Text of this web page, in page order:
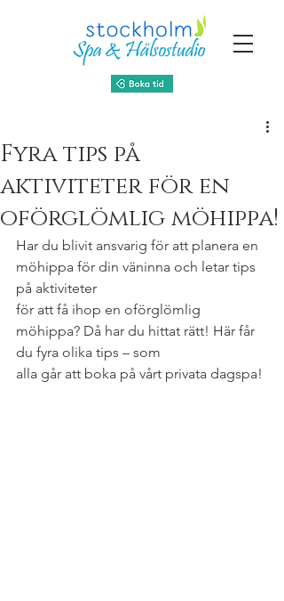
Fyra tips på
aktiviteter för en
oförglömlig möhippa!
Har du blivit ansvarig för att planera en
möhippa för din väninna och letar tips
på aktiviteter
för att få ihop en oförglömlig
möhippa? Då har du hittat rätt! Här får
du fyra olika tips – som
alla går att boka på vårt privata dagspa!